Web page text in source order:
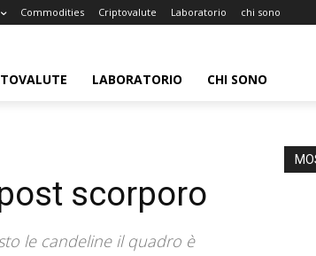
Commodities Criptovalute Laboratorio chi sono
LABORATORIO CHI SONO
scorporo
le candeline il quadro è